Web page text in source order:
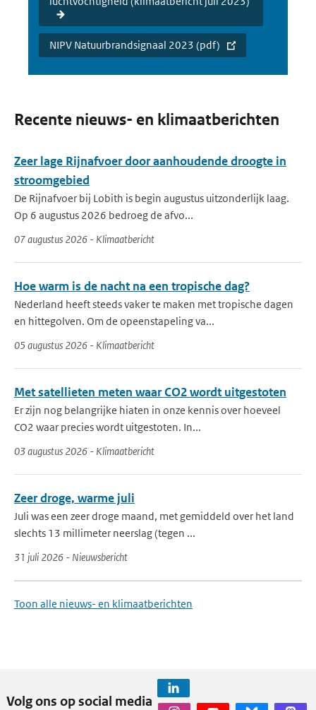
NIPV Natuurbrandsignaal 2023 (pdf)
Recente nieuws- en klimaatberichten
Zeer lage Rijnafvoer door aanhoudende droogte in
stroomgebied
De Rijnafvoer bij Lobith is begin augustus uitzonderlijk laag.
Op 6 augustus 2026 bedroeg de afvo...
07 augustus 2026 - Klimaatbericht
Hoe warm is de nacht na een tropische dag?
Nederland heeft steeds vaker te maken met tropische dagen
en hittegolven. Om de opeenstapeling va...
05 augustus 2026 - Klimaatbericht
Met satellieten meten waar CO2 wordt uitgestoten
Er zijn nog belangrijke hiaten in onze kennis over hoeveel
CO2 waar precies wordt uitgestoten. In...
03 augustus 2026 - Klimaatbericht
Zeer droge, warme juli
Juli was een zeer droge maand, met gemiddeld over het land
slechts 13 millimeter neerslag (tegen ...
31 juli 2026 - Nieuwsbericht
Toon alle nieuws- en klimaatberichten
Volg ons op social media